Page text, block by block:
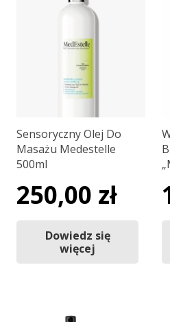
Sensoryczny Olej Do
Masażu Medestelle
500ml
250,00 zł
Dowiedz się
więcej